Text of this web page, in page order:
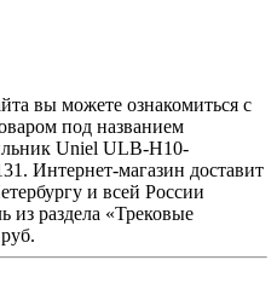
вы можете ознакомиться с
под названием
Uniel ULB-H10-
Интернет-магазин доставит
и всей России
из раздела «Трековые